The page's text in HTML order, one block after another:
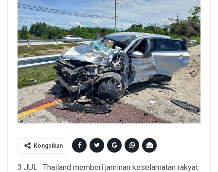
Kongsikan
3 JUL : Thailand memberi jaminan keselamatan rakyat